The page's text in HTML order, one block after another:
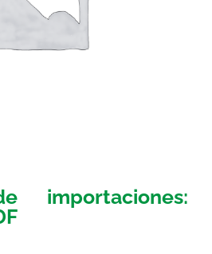
importaciones: